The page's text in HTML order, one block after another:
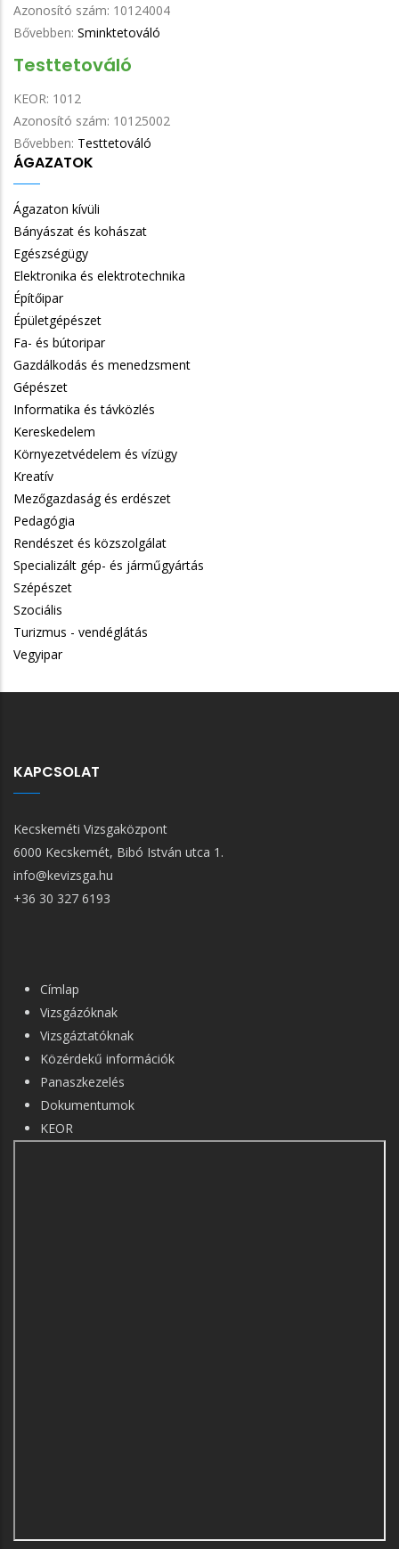
Azonosító szám: 10124004
Bővebben: Sminktetováló
Testtetováló
KEOR: 1012
Azonosító szám: 10125002
Bővebben: Testtetováló
ÁGAZATOK
Ágazaton kívüli
Bányászat és kohászat
Egészségügy
Elektronika és elektrotechnika
Építőipar
Épületgépészet
Fa- és bútoripar
Gazdálkodás és menedzsment
Gépészet
Informatika és távközlés
Kereskedelem
Környezetvédelem és vízügy
Kreatív
Mezőgazdaság és erdészet
Pedagógia
Rendészet és közszolgálat
Specializált gép- és járműgyártás
Szépészet
Szociális
Turizmus - vendéglátás
Vegyipar
KAPCSOLAT
Kecskeméti Vizsgaközpont
6000 Kecskemét, Bibó István utca 1.
info@kevizsga.hu
+36 30 327 6193
FŐ
NAVIGÁCIÓ
Címlap
Vizsgázóknak
Vizsgáztatóknak
Közérdekű információk
Panaszkezelés
Dokumentumok
KEOR